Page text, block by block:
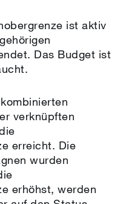
ist aktiv
Das Budget ist
verknüpften
erreicht. Die
wurden
erhöhst, werden